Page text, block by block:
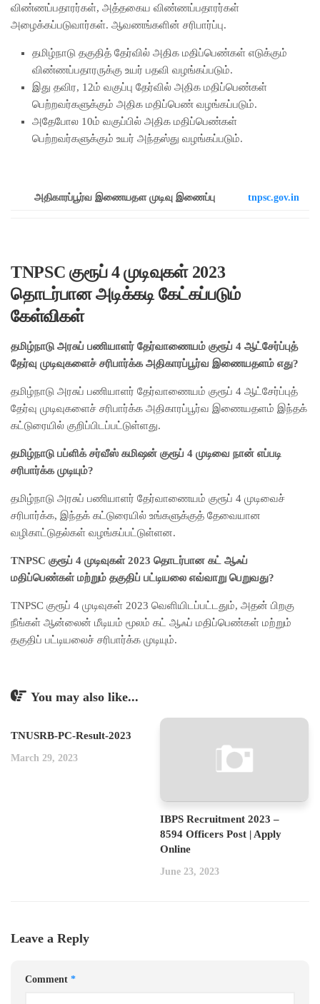
விண்ணப்பதாரர்கள், அத்தகைய விண்ணப்பதாரர்கள்
அழைக்கப்படுவார்கள். ஆவணங்களின் சரிபார்ப்பு.
தமிழ்நாடு தகுதித் தேர்வில் அதிக மதிப்பெண்கள் எடுக்கும்
விண்ணப்பதாரருக்கு உயர் பதவி வழங்கப்படும்.
இது தவிர, 12ம் வகுப்பு தேர்வில் அதிக மதிப்பெண்கள்
பெற்றவர்களுக்கும் அதிக மதிப்பெண் வழங்கப்படும்.
அதேபோல 10ம் வகுப்பில் அதிக மதிப்பெண்கள்
பெற்றவர்களுக்கும் உயர் அந்தஸ்து வழங்கப்படும்.
அதிகாரப்பூர்வ இணையதள முடிவு இணைப்பு tnpsc.gov.in
TNPSC குரூப் 4 முடிவுகள் 2023
தொடர்பான அடிக்கடி கேட்கப்படும்
கேள்விகள்
தமிழ்நாடு அரசுப் பணியாளர் தேர்வாணையம் குரூப் 4 ஆட்சேர்ப்புத்
தேர்வு முடிவுகளைச் சரிபார்க்க அதிகாரப்பூர்வ இணையதளம் எது?
தமிழ்நாடு அரசுப் பணியாளர் தேர்வாணையம் குரூப் 4 ஆட்சேர்ப்புத்
தேர்வு முடிவுகளைச் சரிபார்க்க அதிகாரப்பூர்வ இணையதளம் இந்தக்
கட்டுரையில் குறிப்பிடப்பட்டுள்ளது.
தமிழ்நாடு பப்ளிக் சர்வீஸ் கமிஷன் குரூப் 4 முடிவை நான் எப்படி
சரிபார்க்க முடியும்?
தமிழ்நாடு அரசுப் பணியாளர் தேர்வாணையம் குரூப் 4 முடிவைச்
சரிபார்க்க, இந்தக் கட்டுரையில் உங்களுக்குத் தேவையான
வழிகாட்டுதல்கள் வழங்கப்பட்டுள்ளன.
TNPSC குரூப் 4 முடிவுகள் 2023 தொடர்பான கட் ஆஃப்
மதிப்பெண்கள் மற்றும் தகுதிப் பட்டியலை எவ்வாறு பெறுவது?
TNPSC குரூப் 4 முடிவுகள் 2023 வெளியிடப்பட்டதும், அதன் பிறகு
நீங்கள் ஆன்லைன் மீடியம் மூலம் கட் ஆஃப் மதிப்பெண்கள் மற்றும்
தகுதிப் பட்டியலைச் சரிபார்க்க முடியும்.
You may also like...
TNUSRB-PC-Result-2023
March 29, 2023
IBPS Recruitment 2023 –
8594 Officers Post | Apply
Online
June 23, 2023
Leave a Reply
Comment *